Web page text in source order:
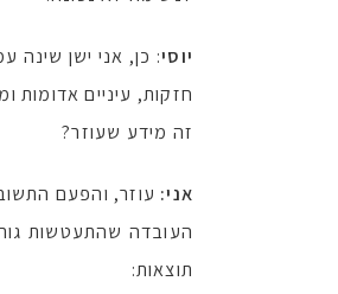
יוסי: כן, אני ישן שינה
חזקות, עיניים אדומות
זה מידע שעוזר?
אני: עוזר, והפעם
העובדה שהתעטשות
תוצאות: